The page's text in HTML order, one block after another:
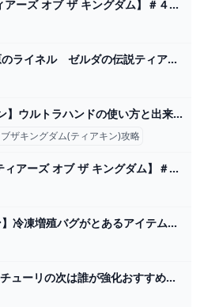
王と王【ゼルダの伝説 ティアーズ オブ ザ キングダム】＃４４ - YouTube
【ティアキン】ウクク平原のライネル ゼルダの伝説ティアーズオブ ザキングダム #ゼルダの伝説 #ティアキン #zelda #shorts - YouTube
【ティアキン】ウルトラハンドの使い方と出来ること【ゼルダの伝説ティアーズオブザキングダム】
ザキングダム(ティアキン)攻略
凶刃迫る【ゼルダの伝説 ティアーズ オブ ザ キングダム】＃５５ - YouTube
【ゼルダの伝説ティアキン】冷凍増殖バグがとあるアイテム集めで最高効率だった件。#ティアーズオブザキングダム #ゼルダの伝説 - YouTube
賢者の意志、チューリの次は誰が強化おすすめ？？ - ゼルダの伝説まとめ速報｜ティアキン｜ブレワイ